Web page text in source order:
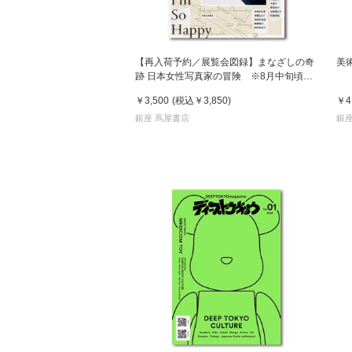
【再入荷予約／展覧会図録】まなざしの奇
跡 日本女性写真家の冒険 ※8月中旬頃入
￥3,500 (税込 ￥3,850)
銀座 蔦屋書店
美
￥
銀